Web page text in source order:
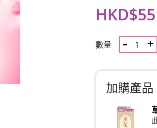
HKD$55
數量
加購產